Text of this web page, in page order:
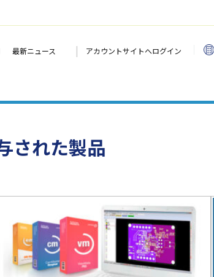
最新ニュース | アカウントサイトへログイン
された製品